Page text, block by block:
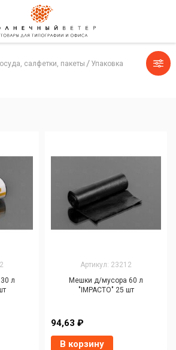
салфетки, пакеты
Упаковка
л
Артикул: 23212
Мешки д/мусора 60 л
"IMPACTO" 25 шт
94,63 ₽
В корзину